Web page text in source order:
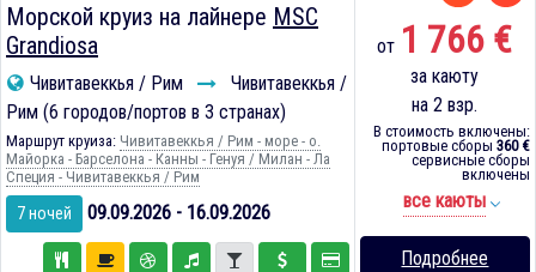
Морской круиз на лайнере MSC
Grandiosa
Чивитавеккья / Рим
Чивитавеккья /
Рим (6 городов/портов в 3 странах)
Маршрут круиза: Чивитавеккья / Рим - море - о.
Майорка - Барселона - Канны - Генуя / Милан - Ла
Специя - Чивитавеккья / Рим
7 ночей 09.09.2026 - 16.09.2026
от 1 766 €
за каюту
на 2 взр.
В стоимость включены:
портовые сборы 360 €
сервисные сборы
включены
все каюты
Подробнее